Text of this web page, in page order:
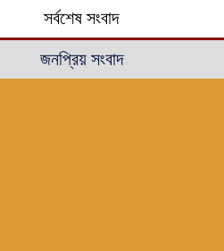
সর্বশেষ সংবাদ
জনপ্রিয় সংবাদ